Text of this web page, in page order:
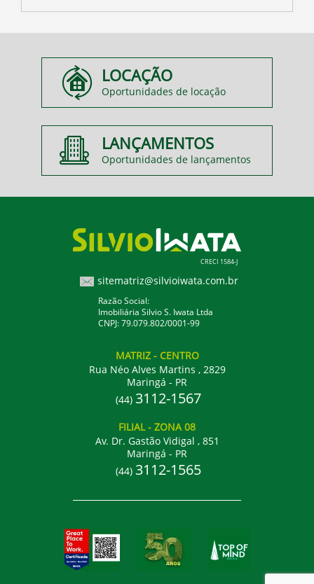
LOCAÇÃO
Oportunidades de locação
LANÇAMENTOS
Oportunidades de lançamentos
CRECI 1584-J
sitematriz@silvioiwata.com.br
Razão Social:
Imobiliária Silvio S. Iwata Ltda
CNPJ: 79.079.802/0001-99
MATRIZ - CENTRO
Rua Néo Alves Martins , 2829
Maringá - PR
(44) 3112-1567
FILIAL- ZONA 08
Av. Dr. Gastão Vidigal , 851
Maringá - PR
(44) 3112-1565